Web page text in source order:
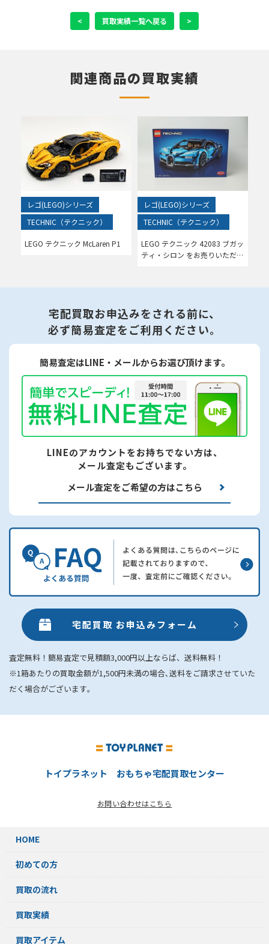
< 買取実績一覧へ戻る >
関連商品の買取実績
レゴ(LEGO)シリーズ
TECHNIC（テクニック）
LEGO テクニック McLaren P1
レゴ(LEGO)シリーズ
TECHNIC（テクニック）
LEGO テクニック 42083 ブガッ
ティ・シロン をお売りいただき
宅配買取お申込みをされる前に、
必ず簡易査定をご利用ください。
簡易査定はLINE・メールからお選び頂けます。
LINEのアカウントをお持ちでない方は、
メール査定もございます。
メール査定をご希望の方はこちら
宅配買取 お申込みフォーム
査定無料！簡易査定で見積額3,000円以上ならば、送料無料！
※1箱あたりの買取金額が1,500円未満の場合､送料をご請求させていた
だく場合がございます｡
トイプラネット おもちゃ宅配買取センター
お問い合わせはこちら
HOME
初めての方
買取の流れ
買取実績
買取アイテム